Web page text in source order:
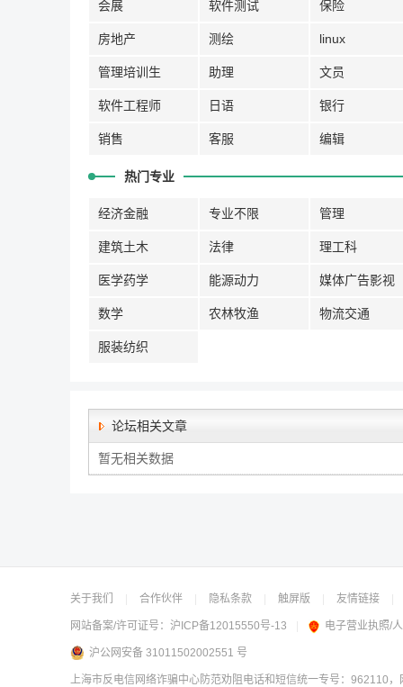
会展 软件测试 保险
房地产 测绘 linux
管理培训生 助理 文员
软件工程师 日语 银行
销售 客服 编辑
热门专业
经济金融 专业不限 管理
建筑土木 法律 理工科
医学药学 能源动力 媒体广告影视
数学 农林牧渔 物流交通
服装纺织
论坛相关文章
暂无相关数据
关于我们 合作伙伴 隐私条款 触屏版 友情链接
网站备案/许可证号： 沪ICP备12015550号-13 电子营业执照/
沪公网安备 31011502002551 号
上海市反电信网络诈骗中心防范劝阻电话和短信统一专号：962110